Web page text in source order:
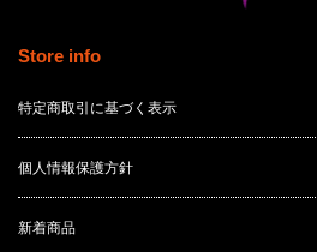
Store info
特定商取引に基づく表示
個人情報保護方針
新着商品